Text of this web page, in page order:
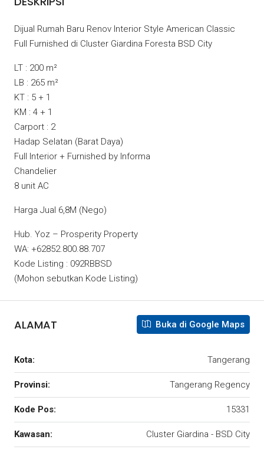
Dijual Rumah Baru Renov Interior Style American Classic
Full Furnished di Cluster Giardina Foresta BSD City
LT : 200 m²
LB : 265 m²
KT : 5 + 1
KM : 4 + 1
Carport : 2
Hadap Selatan (Barat Daya)
Full Interior + Furnished by Informa
Chandelier
8 unit AC
Harga Jual 6,8M (Nego)
Hub. Yoz – Prosperity Property
WA: +62852.800.88.707
Kode Listing : 092RBBSD
(Mohon sebutkan Kode Listing)
ALAMAT Buka di Google Maps
Kota: Tangerang
Provinsi: Tangerang Regency
Kode Pos: 15331
Kawasan: Cluster Giardina - BSD City